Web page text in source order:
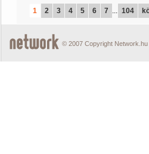
1 2 3 4 5 6 7 ... 104
© 2007 Copyright Network.hu